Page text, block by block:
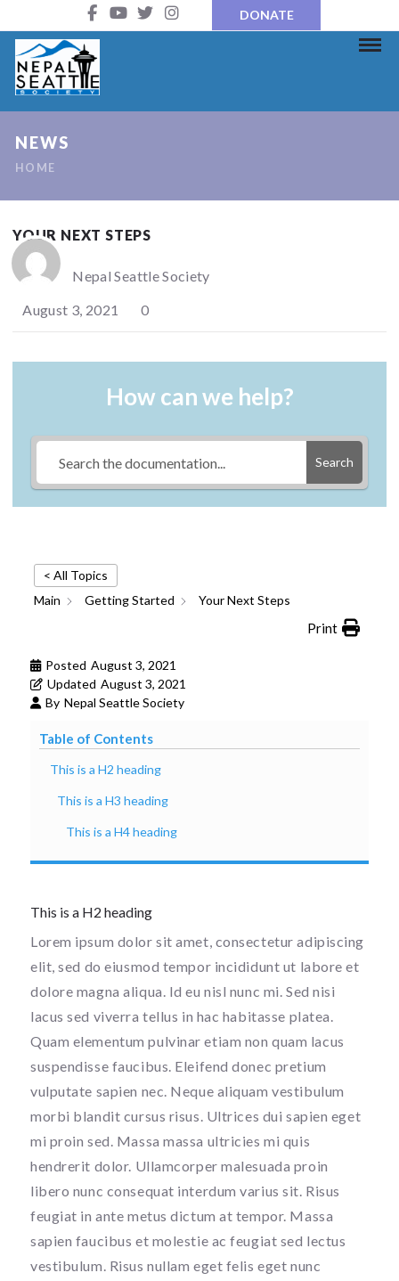
DONATE
NEWS
HOME
YOUR NEXT STEPS
Nepal Seattle Society
August 3, 2021
0
How can we help?
Search
< All Topics
Main
Getting Started Your Next Steps
Print
Posted August 3, 2021
Updated August 3, 2021
By Nepal Seattle Society
Table of Contents
This is a H2 heading
This is a H3 heading
This is a H4 heading
This is a H2 heading
Lorem ipsum dolor sit amet, consectetur adipiscing
elit, sed do eiusmod tempor incididunt ut labore et
dolore magna aliqua. Id eu nisl nunc mi. Sed nisi
lacus sed viverra tellus in hac habitasse platea.
Quam elementum pulvinar etiam non quam lacus
suspendisse faucibus. Eleifend donec pretium
vulputate sapien nec. Neque aliquam vestibulum
morbi blandit cursus risus. Ultrices dui sapien eget
mi proin sed. Massa massa ultricies mi quis
hendrerit dolor. Ullamcorper malesuada proin
libero nunc consequat interdum varius sit. Risus
feugiat in ante metus dictum at tempor. Massa
sapien faucibus et molestie ac feugiat sed lectus
vestibulum. Risus nullam eget felis eget nunc